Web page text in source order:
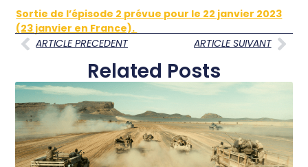
Sortie de l’épisode 2 prévue pour le 22 janvier 2023
(23 janvier en France).
ARTICLE PRECEDENT
ARTICLE SUIVANT
Related Posts